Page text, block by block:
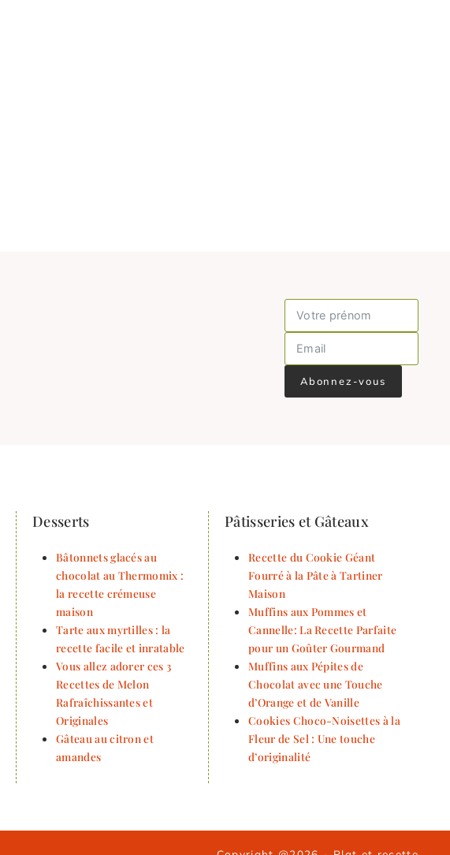
Abonnez-vous
Desserts
Bâtonnets glacés au
chocolat au Thermomix :
la recette crémeuse
maison
Tarte aux myrtilles : la
recette facile et inratable
Vous allez adorer ces 3
Recettes de Melon
Rafraîchissantes et
Originales
Gâteau au citron et
amandes
Pâtisseries et Gâteaux
Recette du Cookie Géant
Fourré à la Pâte à Tartiner
Maison
Muffins aux Pommes et
Cannelle: La Recette Parfaite
pour un Goûter Gourmand
Muffins aux Pépites de
Chocolat avec une Touche
d’Orange et de Vanille
Cookies Choco-Noisettes à la
Fleur de Sel : Une touche
d’originalité